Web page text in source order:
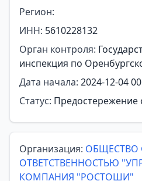
Регион:
ИНН: 5610228132
Орган контроля:
инспекция по
Дата начала: 2024-12-04
Статус: Предостережение
Организация: ОБЩЕСТВО
ОТВЕТСТВЕННОСТЬЮ
КОМПАНИЯ "РОСТОШИ"